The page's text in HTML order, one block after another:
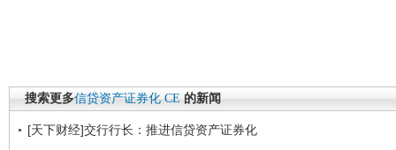
搜索更多信贷资产证券化 CE 的新闻
[天下财经]交行行长：推进信贷资产证券化